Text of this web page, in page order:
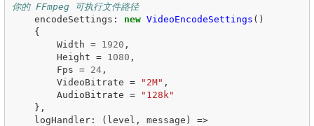
你的 FFmpeg 可执行文件路径
encodeSettings : new VideoEncodeSettings ()
{
Width = 1920 ,
Height = 1080 ,
Fps = 24,
VideoBitrate = "2M" ,
AudioBitrate =
"128k"
},
logHandler: ( level , message )
=>